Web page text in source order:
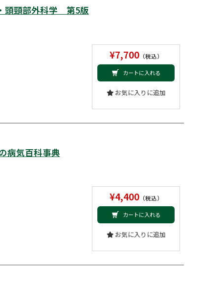
頭頸部外科学 第5版
¥7,700（税込）
カートに入れる
お気に入りに追加
病気百科事典
¥4,400（税込）
カートに入れる
お気に入りに追加